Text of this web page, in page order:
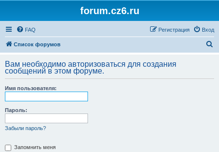
forum.cz6.ru
FAQ Вход
Регистрация
Список форумов
с
Вам необходимо авторизоваться для создания
сообщений в этом форуме.
Имя пользователя:
Пароль:
Забыли пароль?
Запомнить меня